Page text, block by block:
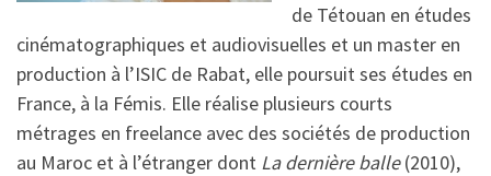
de Tétouan en études
cinématographiques et audiovisuelles et un master en
production à l’ISIC de Rabat, elle poursuit ses études en
France, à la Fémis. Elle réalise plusieurs courts
métrages en freelance avec des sociétés de production
au Maroc et à l’étranger dont La dernière balle(2010),